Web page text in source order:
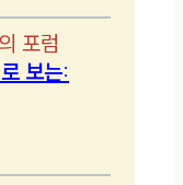
포럼
보는: